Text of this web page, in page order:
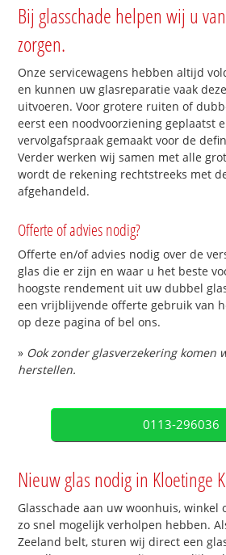
Bij glasschade helpen wij u
zorgen.
Onze servicewagens hebben altijd
en kunnen uw glasreparatie vaak
uitvoeren. Voor grotere ruiten of
eerst een noodvoorziening geplaatst
vervolgafspraak gemaakt voor de
Verder werken wij samen met alle
wordt de rekening rechtstreeks met
afgehandeld.
Offerte of advies nodig?
Offerte en/of advies nodig over de
glas die er zijn en waar u het beste
hoogste rendement uit uw dubbel
een vrijblijvende offerte gebruik van
op deze pagina of bel ons.
» Ook zonder glasverzekering komen
herstellen.
0113-296036
Nieuw glas nodig in Kloetinge
Glasschade aan uw woonhuis,
zo snel mogelijk verholpen hebben.
Zeeland belt, sturen wij direct een